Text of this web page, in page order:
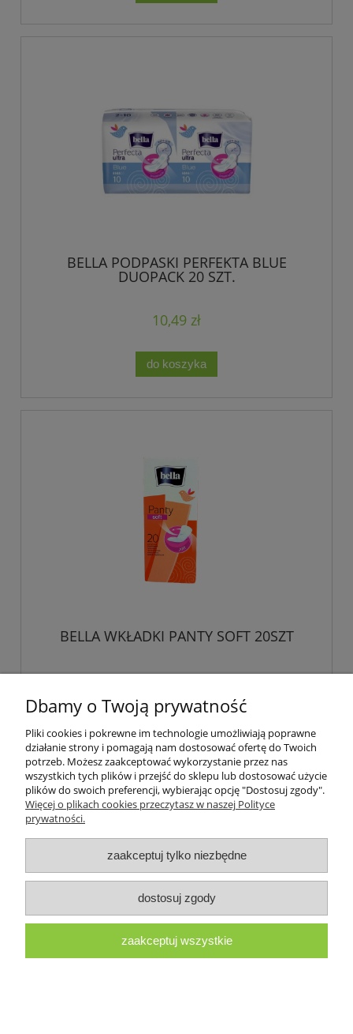
BELLA PODPASKI PERFEKTA BLUE
DUOPACK 20 SZT.
10,49 zł
do koszyka
BELLA WKŁADKI PANTY SOFT 20SZT
do koszyka
Dbamy o Twoją prywatność
Pliki cookies i pokrewne im technologie umożliwiają poprawne
działanie strony i pomagają nam dostosować ofertę do Twoich
potrzeb. Możesz zaakceptować wykorzystanie przez nas
wszystkich tych plików i przejść do sklepu lub dostosować użycie
plików do swoich preferencji, wybierając opcję "Dostosuj zgody".
Więcej o plikach cookies przeczytasz w naszej Polityce
prywatności.
zaakceptuj tylko niezbędne
dostosuj zgody
zaakceptuj wszystkie